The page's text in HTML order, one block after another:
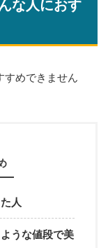
な人におす
すめできません
人
うな値段で美